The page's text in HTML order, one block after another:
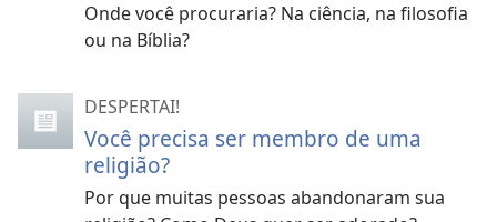
Onde você procuraria? Na ciência, na filosofia
ou na Bíblia?
DESPERTAI!
Você precisa ser membro de uma
religião?
Por que muitas pessoas abandonaram sua